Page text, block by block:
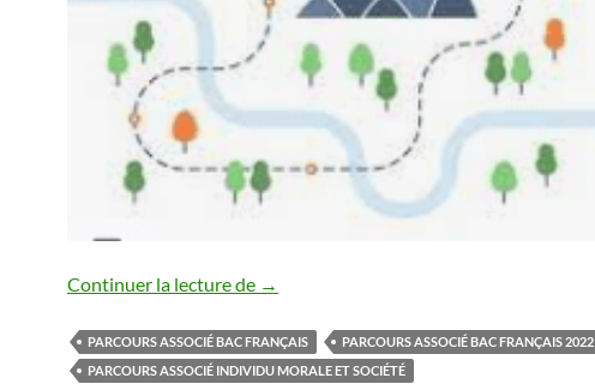
Continuer la lecture de Parcours associé au lycée
→
PARCOURS ASSOCIÉ BAC FRANÇAIS
PARCOURS ASSOCIÉ BAC FRANÇAIS 2022
PARCOURS ASSOCIÉ INDIVIDU MORALE ET SOCIÉTÉ